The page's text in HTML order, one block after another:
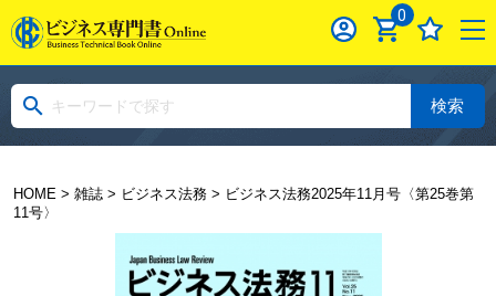
0
検索
HOME> 雑誌> ビジネス法務> ビジネス法務2025年11月号〈第25巻第
11号〉